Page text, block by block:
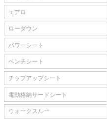
エアロ
ローダウン
パワーシート
ベンチシート
チップアップシート
電動格納サードシート
ウォークスルー